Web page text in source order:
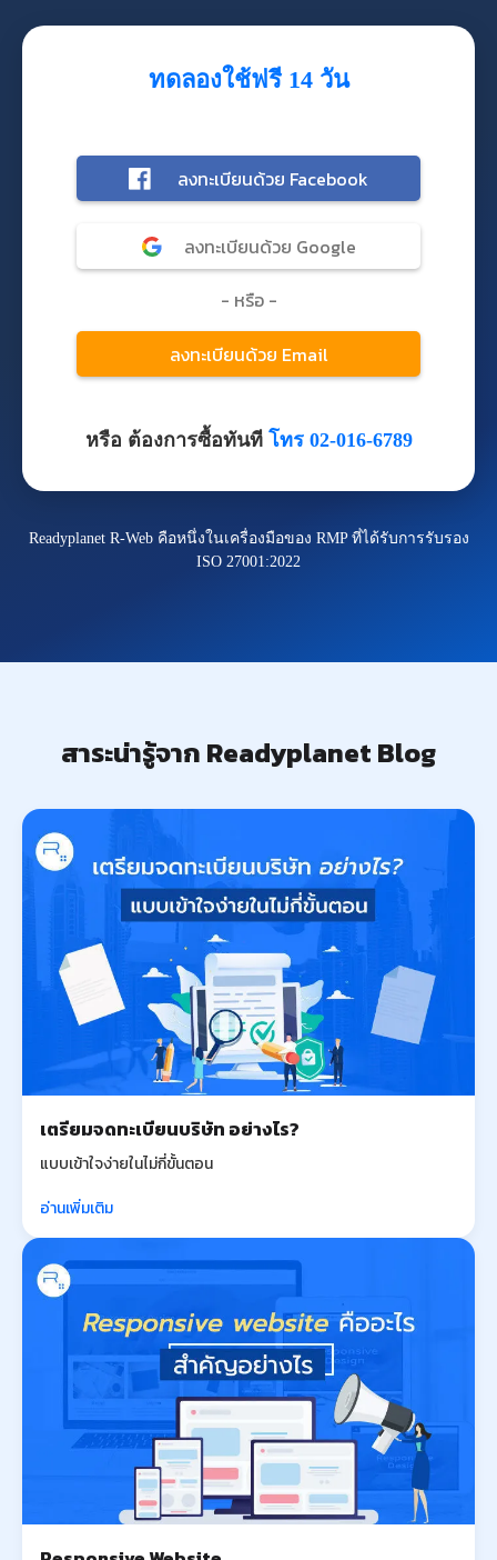
ทดลองใช้ฟรี 14 วัน
หรือ ต้องการซื้อทันที โทร 02-016-6789
Readyplanet R-Web คือหนึ่งในเครื่องมือของ RMP ที่ได้รับการรับรอง
ISO 27001:2022
สาระน่ารู้จาก Readyplanet Blog
เตรียมจดทะเบียนบริษัท อย่างไร?
แบบเข้าใจง่ายในไม่กี่ขั้นตอน
อ่านเพิ่มเติม